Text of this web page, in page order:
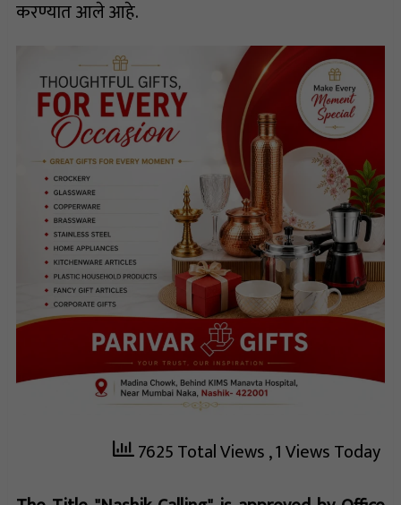
करण्यात आले आहे.
7625 Total Views, 1 Views Today